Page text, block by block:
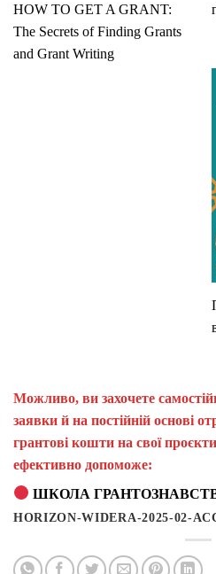
HOW TO GET A GRANT:
The Secrets of Finding Grants
and Grant Writing
Можливо, ви захочете
заявки й на постійній основі
грантові кошти на свої
ефективно допоможе:
ШКОЛА
HORIZON-WIDERA-2025-02-